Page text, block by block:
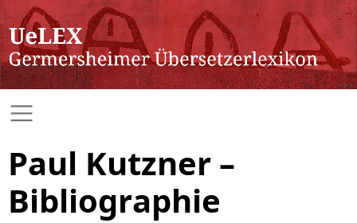
Paul Kutzner –
Bibliographie